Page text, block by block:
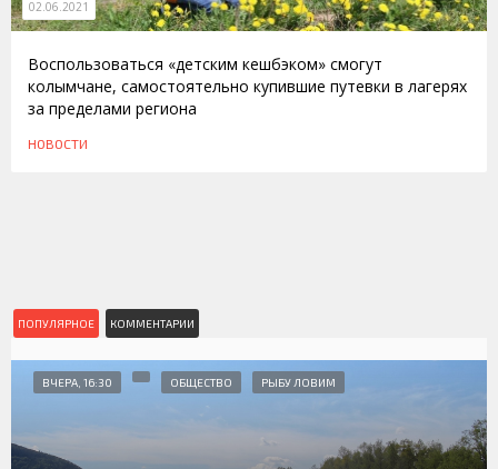
02.06.2021
Воспользоваться «детским кешбэком» смогут
колымчане, самостоятельно купившие путевки в лагерях
за пределами региона
НОВОСТИ
ПОПУЛЯРНОЕ КОММЕНТАРИИ
ВЧЕРА, 16:30 ОБЩЕСТВО РЫБУ ЛОВИМ